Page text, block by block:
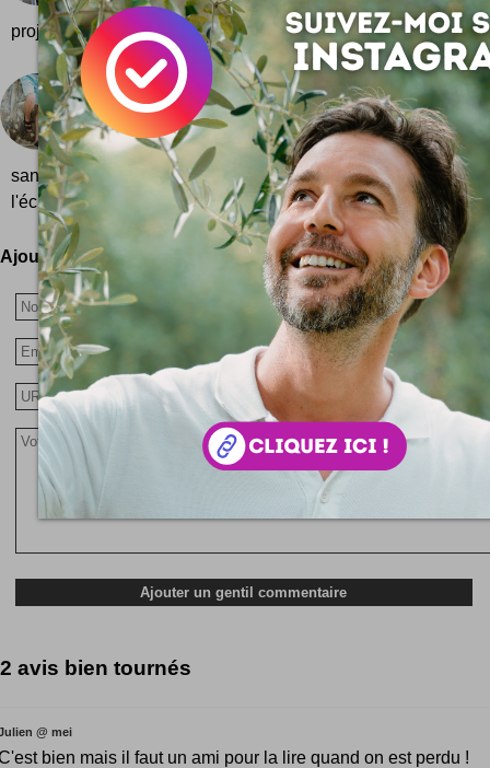
oeuvres de Duchamp dans les rues de New-
projet Duchamp Reloaded face au Moma et dans les rues à
Payukan invente la reine des sandales !
L'accessoire ultime des urbains amoureux
Robustes, confortables et furieusement
sandales que vos pieds vont adorer ! Même si c'est un
l'écrire, le Made in France recèle très souvent de véritables
Ajoutez votre avis !
2 avis bien tournés
@ mei
bien mais il faut un ami pour la lire quand on est perdu !